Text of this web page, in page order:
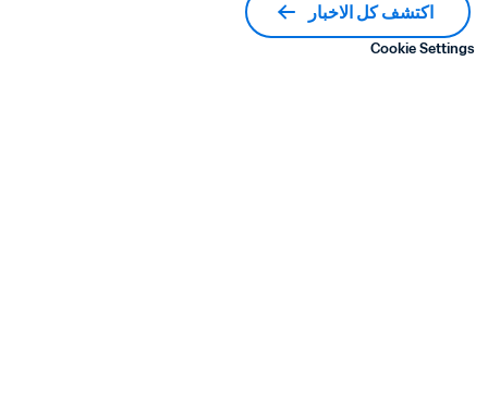
اكتشف كل الاخبار
Cookie Settings